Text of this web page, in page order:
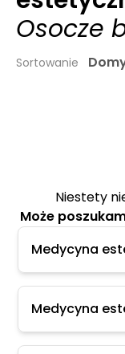
Osocze
Sortowanie
Niestety
Może
Medycyna
Medycyna